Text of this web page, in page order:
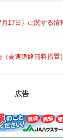
17日）に関する情
高速道路無料措置）
広告